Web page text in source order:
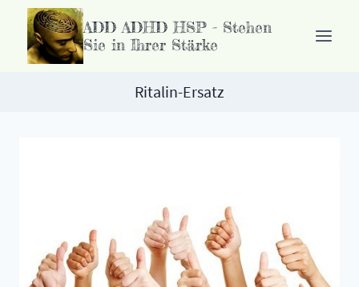
Inhalt
springen
ADD ADHD HSP - Stehen
Sie in Ihrer Stärke
Ritalin-Ersatz